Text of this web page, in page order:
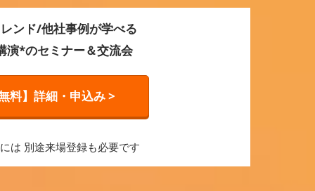
ンド/他社事例が学べる
演*のセミナー＆交流会
料】詳細・申込み >
は 別途来場登録も必要です